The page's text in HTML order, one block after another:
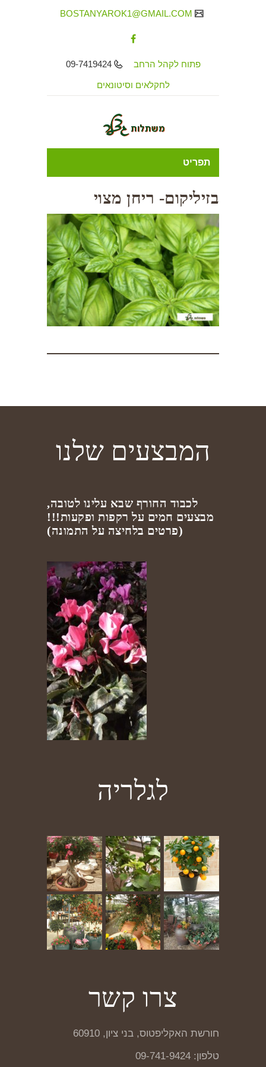
פתוח לקהל הרחב 09-7419424
לחקלאים וסיטונאים
תפריט
בזיליקום- ריחן מצוי
המבצעים שלנו
לכבוד החורף שבא עלינו לטובה,
מבצעים חמים על רקפות ופקעות!!!
(פרטים בלחיצה על התמונה)
לגלריה
צרו קשר
חורשת האקליפטוס, בני ציון, 60910
טלפון: 09-741-9424